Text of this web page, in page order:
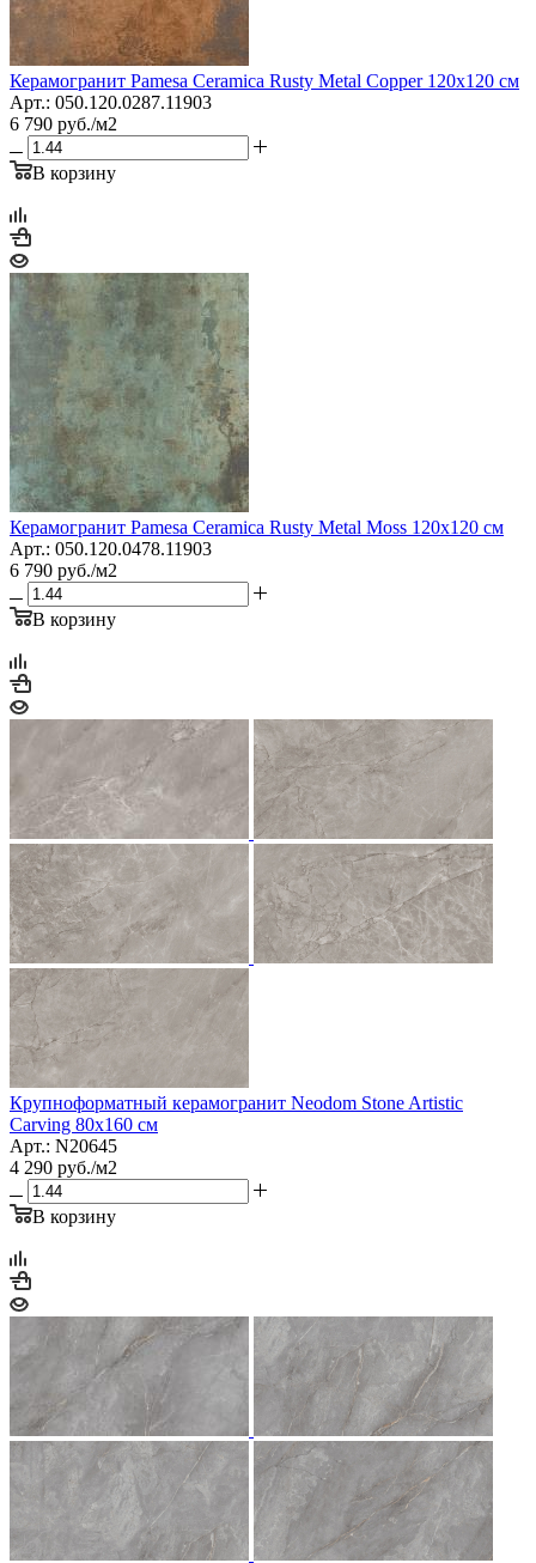
Керамогранит Pamesa Сeramica Rusty Metal Copper 120x120 см
Арт.: 050.120.0287.11903
6 790 руб./м2
В корзину
Керамогранит Pamesa Сeramica Rusty Metal Moss 120x120 см
Арт.: 050.120.0478.11903
6 790 руб./м2
В корзину
Крупноформатный керамогранит Neodom Stone Artistic
Carving 80x160 см
Арт.: N20645
4 290 руб./м2
В корзину